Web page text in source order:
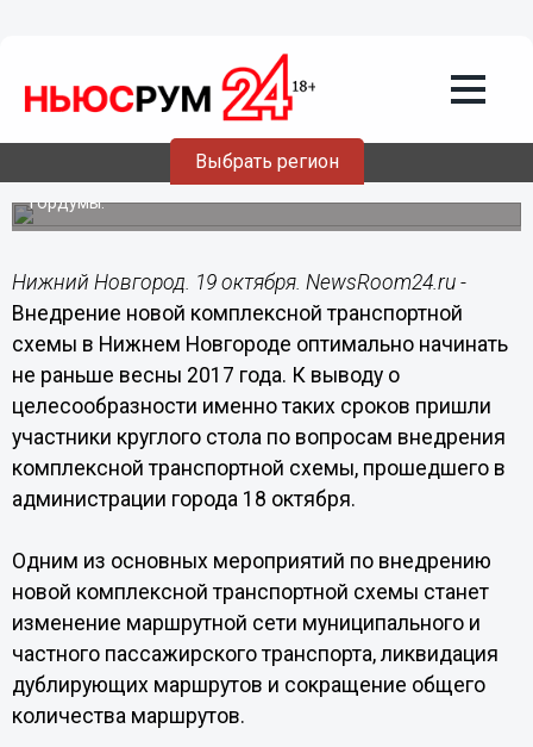
Выбрать регион
транспортной схемы в Нижнем
Новгороде начнется не раньше весны
Предварительно документ будет вынесен на
общественные слушания и на рассмотрение депутатов
Гордумы.
Нижний Новгород. 19 октября. NewsRoom24.ru -
Внедрение новой комплексной транспортной
схемы в Нижнем Новгороде оптимально начинать
не раньше весны 2017 года. К выводу о
целесообразности именно таких сроков пришли
участники круглого стола по вопросам внедрения
комплексной транспортной схемы, прошедшего в
администрации города 18 октября.
Одним из основных мероприятий по внедрению
новой комплексной транспортной схемы станет
изменение маршрутной сети муниципального и
частного пассажирского транспорта, ликвидация
дублирующих маршрутов и сокращение общего
количества маршрутов.